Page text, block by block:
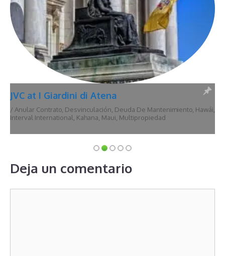
JVC at I Giardini di Atena
/ Anular Contrato, Desvinculación, Deuda De Mantenimiento, Hawái,
Interval International, Kahana, Maui, Multipropiedad
Deja un comentario